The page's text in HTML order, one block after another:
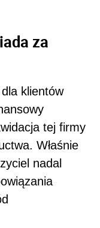
za
klientów
tej firmy
Właśnie
nadal